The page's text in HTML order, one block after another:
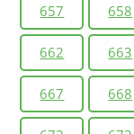
657 658
662 663
667 668